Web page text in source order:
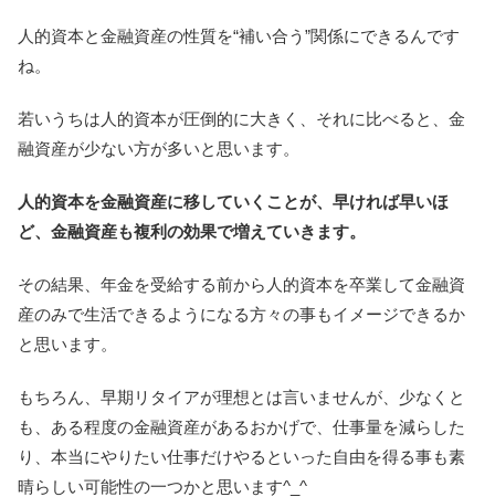
人的資本と金融資産の性質を“補い合う”関係にできるんです
ね。
若いうちは人的資本が圧倒的に大きく、それに比べると、金
融資産が少ない方が多いと思います。
人的資本を金融資産に移していくことが、早ければ早いほ
ど、金融資産も複利の効果で増えていきます。
その結果、年金を受給する前から人的資本を卒業して金融資
産のみで生活できるようになる方々の事もイメージできるか
と思います。
もちろん、早期リタイアが理想とは言いませんが、少なくと
も、ある程度の金融資産があるおかげで、仕事量を減らした
り、本当にやりたい仕事だけやるといった自由を得る事も素
晴らしい可能性の一つかと思います^_^